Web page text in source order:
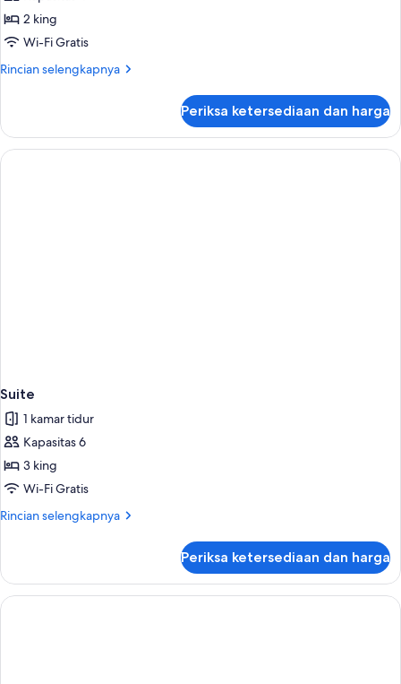
2 king
Wi-Fi Gratis
Rincian selengkapnya
Rincian
Suite
Periksa ketersediaan dan harga
Suite
1 kamar tidur
Kapasitas 6
3 king
Wi-Fi Gratis
Rincian selengkapnya
Rincian
Suite
Periksa ketersediaan dan harga